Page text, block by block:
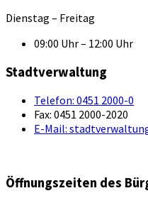
Dienstag – Freitag
09:00 Uhr – 12:00 Uhr
Stadtverwaltung
Telefon: 0451 2000-0
Fax: 0451 2000-2020
E-Mail:
Öffnungszeiten des